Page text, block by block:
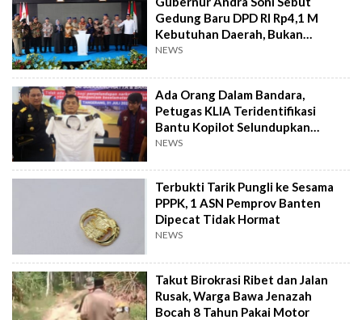
Gedung Baru DPD RI Rp4,1 M
Kebutuhan Daerah, Bukan
Senator
NEWS
Ada Orang Dalam Bandara,
Petugas KLIA Teridentifikasi
Bantu Kopilot Selundupkan
Ekstasi ke Indonesia
NEWS
Terbukti Tarik Pungli ke Sesama
PPPK, 1 ASN Pemprov Banten
Dipecat Tidak Hormat
NEWS
Takut Birokrasi Ribet dan Jalan
Rusak, Warga Bawa Jenazah
Bocah 8 Tahun Pakai Motor